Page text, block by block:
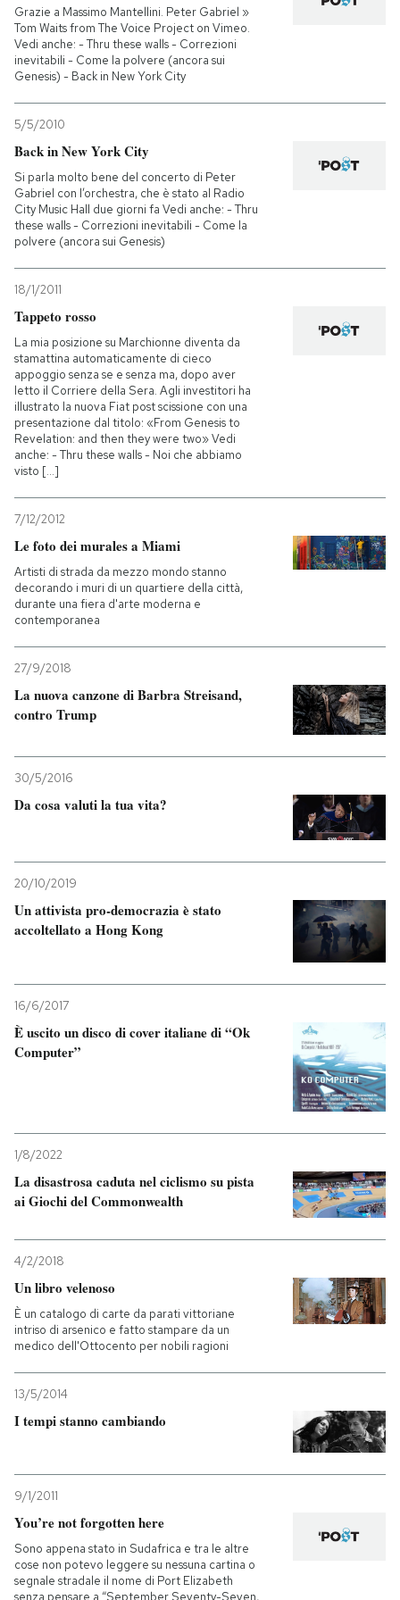
PODCAST
I MIEI PREFERITI
SHOP
CALENDARIO
AREA PERSONALE
Entra
Grazie a Massimo Mantellini. Peter Gabriel »
Tom Waits from The Voice Project on Vimeo.
Vedi anche: - Thru these walls - Correzioni
inevitabili - Come la polvere (ancora sui
Genesis) - Back in New York City
5/5/2010
Back in New York City
Si parla molto bene del concerto di Peter
Gabriel con l’orchestra, che è stato al Radio
City Music Hall due giorni fa Vedi anche: - Thru
these walls - Correzioni inevitabili - Come la
polvere (ancora sui Genesis)
18/1/2011
Tappeto rosso
La mia posizione su Marchionne diventa da
stamattina automaticamente di cieco
appoggio senza se e senza ma, dopo aver
letto il Corriere della Sera. Agli investitori ha
illustrato la nuova Fiat post scissione con una
presentazione dal titolo: «From Genesis to
Revelation: and then they were two» Vedi
anche: - Thru these walls - Noi che abbiamo
visto [...]
7/12/2012
Le foto dei murales a Miami
Artisti di strada da mezzo mondo stanno
decorando i muri di un quartiere della città,
durante una fiera d'arte moderna e
contemporanea
27/9/2018
La nuova canzone di Barbra Streisand,
contro Trump
30/5/2016
Da cosa valuti la tua vita?
20/10/2019
Un attivista pro-democrazia è stato
accoltellato a Hong Kong
16/6/2017
È uscito un disco di cover italiane di “Ok
Computer”
1/8/2022
La disastrosa caduta nel ciclismo su pista
ai Giochi del Commonwealth
4/2/2018
Un libro velenoso
È un catalogo di carte da parati vittoriane
intriso di arsenico e fatto stampare da un
medico dell'Ottocento per nobili ragioni
13/5/2014
I tempi stanno cambiando
9/1/2011
You’re not forgotten here
Sono appena stato in Sudafrica e tra le altre
cose non potevo leggere su nessuna cartina o
segnale stradale il nome di Port Elizabeth
senza pensare a “September Seventy-Seven,